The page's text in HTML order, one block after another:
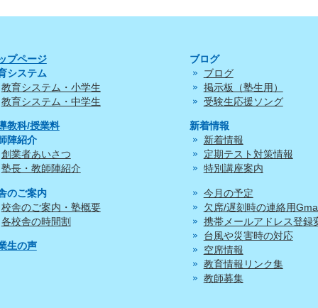
プページ
システム
教育システム・小学生
教育システム・中学生
教科/授業料
陣紹介
創業者あいさつ
塾長・教師陣紹介
のご案内
校舎のご案内・塾概要
各校舎の時間割
生の声
ブログ
ブログ
掲示板（塾生用）
受験生応援ソング
新着情報
新着情報
定期テスト対策情報
特別講座案内
今月の予定
欠席/遅刻時の連絡用
携帯メールアドレス登録
台風や災害時の対応
空席情報
教育情報リンク集
教師募集